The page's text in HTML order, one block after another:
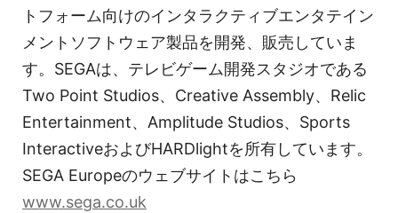
トフォーム向けのインタラクティブエンタテイン
メントソフトウェア製品を開発、販売していま
す。SEGAは、テレビゲーム開発スタジオである
Two Point Studios、Creative Assembly、Relic
Entertainment、Amplitude Studios、Sports
InteractiveおよびHARDlightを所有しています。
SEGA Europeのウェブサイトはこちら
www.sega.co.uk